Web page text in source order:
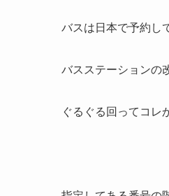
バスは日本で予約し
バスステーションの
ぐるぐる回ってコレ